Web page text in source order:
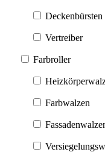
Deckenbürsten
Vertreiber
Farbroller
Farbwalzen